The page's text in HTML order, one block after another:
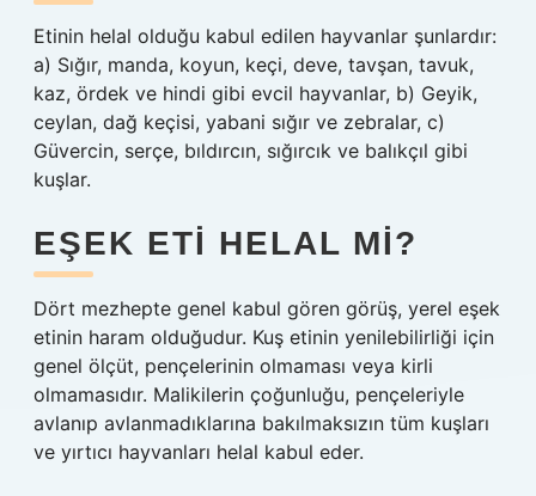
Etinin helal olduğu kabul edilen hayvanlar şunlardır:
a) Sığır, manda, koyun, keçi, deve, tavşan, tavuk,
kaz, ördek ve hindi gibi evcil hayvanlar, b) Geyik,
ceylan, dağ keçisi, yabani sığır ve zebralar, c)
Güvercin, serçe, bıldırcın, sığırcık ve balıkçıl gibi
kuşlar.
EŞEK ETI HELAL MI?
Dört mezhepte genel kabul gören görüş, yerel eşek
etinin haram olduğudur. Kuş etinin yenilebilirliği için
genel ölçüt, pençelerinin olmaması veya kirli
olmamasıdır. Malikilerin çoğunluğu, pençeleriyle
avlanıp avlanmadıklarına bakılmaksızın tüm kuşları
ve yırtıcı hayvanları helal kabul eder.